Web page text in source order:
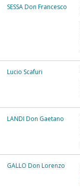
SESSA Don Francesco
Lucio Scafuri
LANDI Don Gaetano
GALLO Don Lorenzo